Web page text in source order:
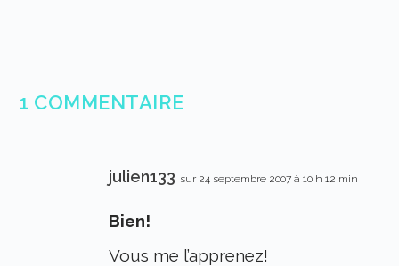
1 COMMENTAIRE
julien133 sur 24 septembre 2007 à 10 h 12 min
Bien!
Vous me l’apprenez!